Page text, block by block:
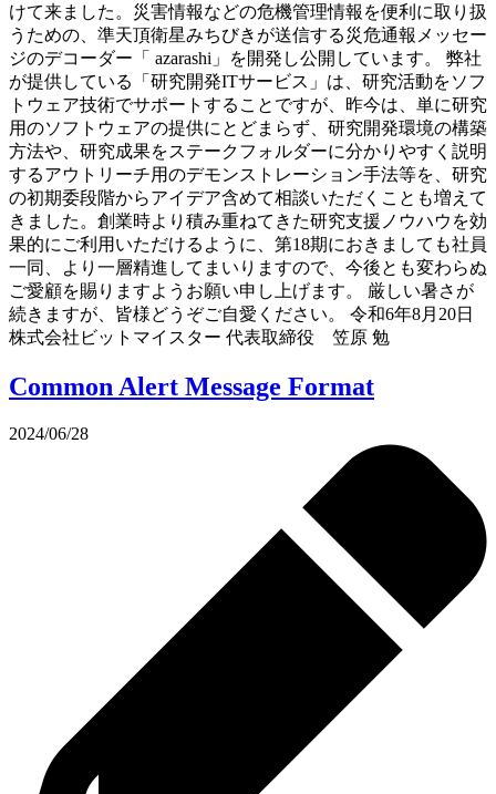
けて来ました。災害情報などの危機管理情報を便利に取り扱
うための、準天頂衛星みちびきが送信する災危通報メッセー
ジのデコーダー「 azarashi」を開発し公開しています。 弊社
が提供している「研究開発ITサービス」は、研究活動をソフ
トウェア技術でサポートすることですが、昨今は、単に研究
用のソフトウェアの提供にとどまらず、研究開発環境の構築
方法や、研究成果をステークフォルダーに分かりやすく説明
するアウトリーチ用のデモンストレーション手法等を、研究
の初期委段階からアイデア含めて相談いただくことも増えて
きました。創業時より積み重ねてきた研究支援ノウハウを効
果的にご利用いただけるように、第18期におきましても社員
一同、より一層精進してまいりますので、今後とも変わらぬ
ご愛顧を賜りますようお願い申し上げます。 厳しい暑さが
続きますが、皆様どうぞご自愛ください。 令和6年8月20日
株式会社ビットマイスター 代表取締役 笠原 勉
Common Alert Message Format
2024/06/28